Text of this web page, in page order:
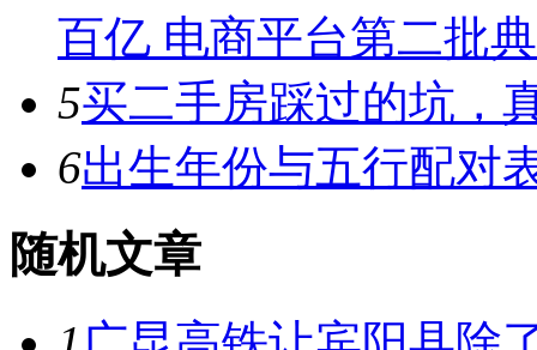
百亿 电商平台第二批
5买二手房踩过的坑，
6出生年份与五行配对
随机文章